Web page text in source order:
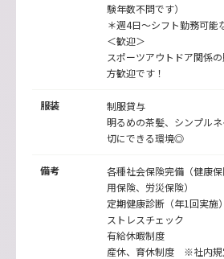
験年数不問です）
＊週4日～シフト勤務可能
＜歓迎＞
スポーツアウトドア関係
方歓迎です！
服装
制服貸与
明るめの茶髪、シンプル
切にできる環境◎
備考
各種社会保険完備（健康
用保険、労災保険）
定期健康診断（年1回実施）
ストレスチェック
有給休暇制度
産休、育休制度 ※社内規